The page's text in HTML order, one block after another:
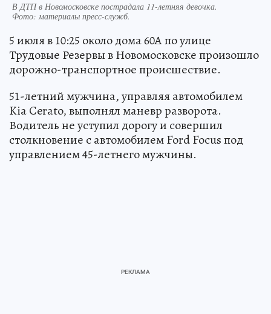
В ДТП в Новомосковске пострадала 11-летняя девочка.
Фото:материалы пресс-служб.
5 июля в 10:25 около дома 60А по улице
Трудовые Резервы в Новомосковске произошло
дорожно-транспортное происшествие.
51-летний мужчина, управляя автомобилем
Kia Cerato, выполнял маневр разворота.
Водитель не уступил дорогу и совершил
столкновение с автомобилем Ford Focus под
управлением 45-летнего мужчины.